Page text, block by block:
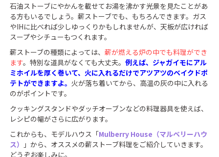
石油ストーブにやかんを載せてお湯を沸かす光景を見たことがあ
る方もいるでしょう。薪ストーブでも、もちろんできます。ガス
やIHに比べれば少しゆっくりかもしれませんが、天板が広ければ
スープやシチューもつくれます。
薪ストーブの種類によっては、 薪が燃える炉の中でも料理ができ
ます。特別な道具がなくても大丈夫。 例えば、ジャガイモにアル
ミホイルを厚く巻いて、火に入れるだけでアツアツのベイクドポ
テトができますよ。 火が落ち着いてから、高温の灰の中に入れる
のがポイントです。
クッキングスタンドやダッチオーブンなどの料理器具を使えば、
レシピの幅がさらに広がります。
これからも、モデルハウス「Mulberry House（マルベリーハウ
ス）
」から、オススメの薪ストーブ料理をご紹介していきます。
どうぞお楽しみに。